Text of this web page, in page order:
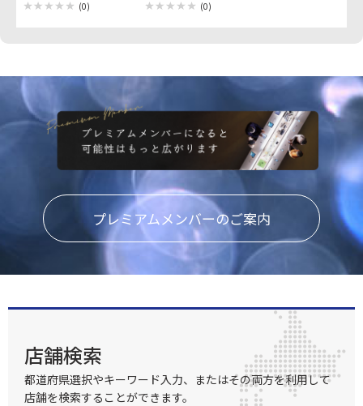
11 Pro]
(0)
ック]
(0)
プレミアムメンバーのご案内
店舗検索
都道府県選択やキーワード入力、またはその両方を利用して
店舗を検索することができます。